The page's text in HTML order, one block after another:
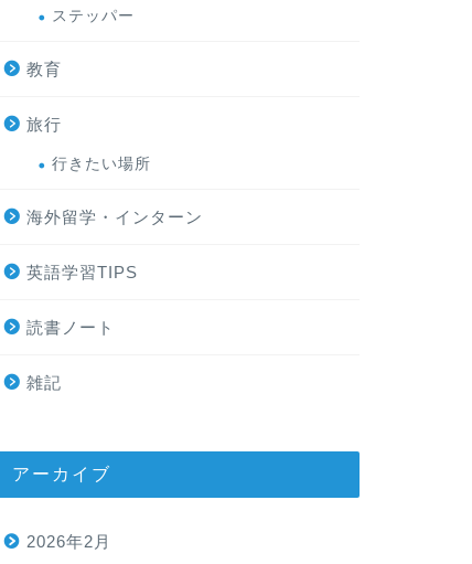
ステッパー
教育
旅行
行きたい場所
海外留学・インターン
英語学習TIPS
読書ノート
雑記
アーカイブ
2026年2月